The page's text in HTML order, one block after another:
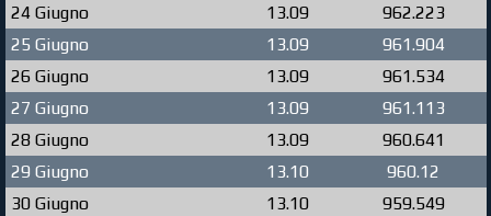
24 Giugno
13.09
962.223
25 Giugno
13.09
961.904
26 Giugno
13.09
961.534
27 Giugno
13.09
961.113
28 Giugno
13.09
960.641
29 Giugno
13.10
960.12
30 Giugno
13.10 959.549